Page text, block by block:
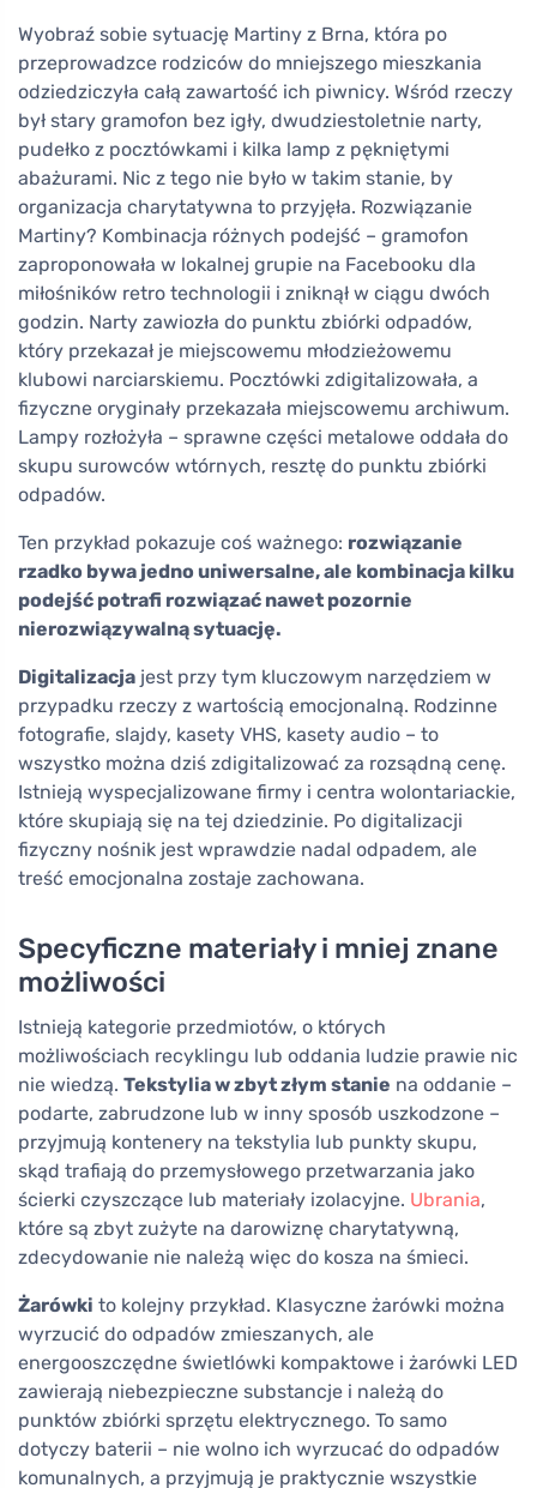
Wyobraź sobie sytuację Martiny z Brna, która po
przeprowadzce rodziców do mniejszego mieszkania
odziedziczyła całą zawartość ich piwnicy. Wśród rzeczy
był stary gramofon bez igły, dwudziestoletnie narty,
pudełko z pocztówkami i kilka lamp z pękniętymi
abażurami. Nic z tego nie było w takim stanie, by
organizacja charytatywna to przyjęła. Rozwiązanie
Martiny? Kombinacja różnych podejść – gramofon
zaproponowała w lokalnej grupie na Facebooku dla
miłośników retro technologii i zniknął w ciągu dwóch
godzin. Narty zawiozła do punktu zbiórki odpadów,
który przekazał je miejscowemu młodzieżowemu
klubowi narciarskiemu. Pocztówki zdigitalizowała, a
fizyczne oryginały przekazała miejscowemu archiwum.
Lampy rozłożyła – sprawne części metalowe oddała do
skupu surowców wtórnych, resztę do punktu zbiórki
odpadów.
Ten przykład pokazuje coś ważnego: rozwiązanie
rzadko bywa jedno uniwersalne, ale kombinacja kilku
podejść potrafi rozwiązać nawet pozornie
nierozwiązywalną sytuację.
Digitalizacja jest przy tym kluczowym narzędziem w
przypadku rzeczy z wartością emocjonalną. Rodzinne
fotografie, slajdy, kasety VHS, kasety audio – to
wszystko można dziś zdigitalizować za rozsądną cenę.
Istnieją wyspecjalizowane firmy i centra wolontariackie,
które skupiają się na tej dziedzinie. Po digitalizacji
fizyczny nośnik jest wprawdzie nadal odpadem, ale
treść emocjonalna zostaje zachowana.
Specyficzne materiały i mniej znane
możliwości
Istnieją kategorie przedmiotów, o których
możliwościach recyklingu lub oddania ludzie prawie nic
nie wiedzą. Tekstylia w zbyt złym stanie na oddanie –
podarte, zabrudzone lub w inny sposób uszkodzone –
przyjmują kontenery na tekstylia lub punkty skupu,
skąd trafiają do przemysłowego przetwarzania jako
ścierki czyszczące lub materiały izolacyjne. Ubrania,
które są zbyt zużyte na darowiznę charytatywną,
zdecydowanie nie należą więc do kosza na śmieci.
Żarówki to kolejny przykład. Klasyczne żarówki można
wyrzucić do odpadów zmieszanych, ale
energooszczędne świetlówki kompaktowe i żarówki LED
zawierają niebezpieczne substancje i należą do
punktów zbiórki sprzętu elektrycznego. To samo
dotyczy baterii – nie wolno ich wyrzucać do odpadów
komunalnych, a przyjmują je praktycznie wszystkie